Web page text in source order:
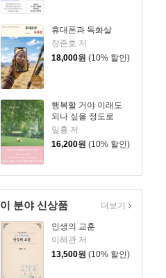
휴대폰과 독화살
장준호 저
18,000원 (10% 할인)
행복할 거야 이래도
되나 싶을 정도로
일홍 저
16,200원 (10% 할인)
이 분야 신상품
인생의 교훈
이해관 저
13,500원 (10% 할인)
더보기